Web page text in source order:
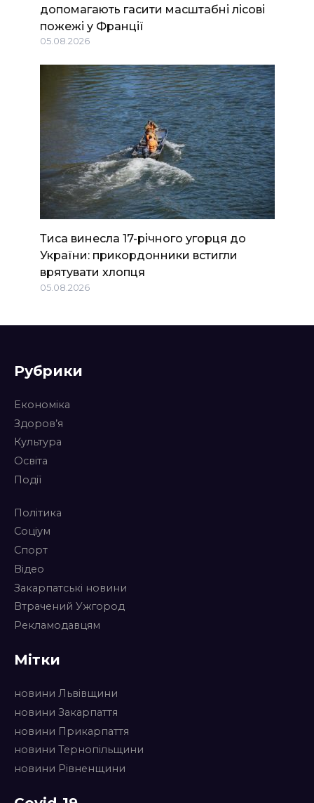
допомагають гасити масштабні лісові
пожежі у Франції
05.08.2026
Тиса винесла 17-річного угорця до
України: прикордонники встигли
врятувати хлопця
05.08.2026
Рубрики
Економіка
Здоров’я
Культура
Освіта
Події
Політика
Соціум
Спорт
Відео
Закарпатські новини
Втрачений Ужгород
Рекламодавцям
Мітки
новини Львівщини
новини Закарпаття
новини Прикарпаття
новини Тернопільщини
новини Рівненщини